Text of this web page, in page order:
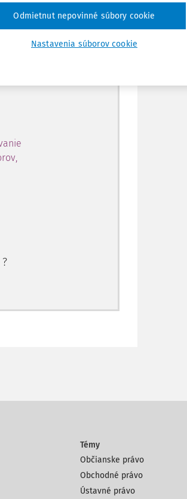
prístup na 10
?
Témy
Občianske právo
Obchodné právo
Ústavné právo
Nastavenia súborov cookie
Odmietnut nepovinné súbory cookie